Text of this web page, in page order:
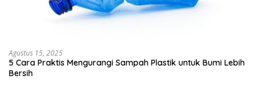
Agustus 15, 2025
5 Cara Praktis Mengurangi Sampah Plastik untuk Bumi Lebih
Bersih